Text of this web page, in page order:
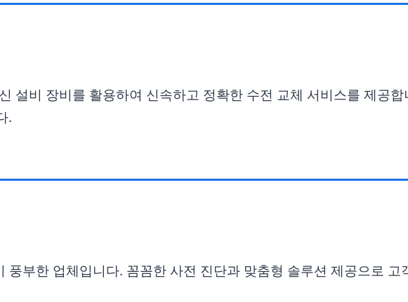
설비 장비를 활용하여 신속하고 정확한 수전 교체 서비스를 제공
.
부한 업체입니다. 꼼꼼한 사전 진단과 맞춤형 솔루션 제공으로